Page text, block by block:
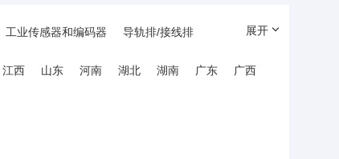
工业传感器和编码器
导轨排/接线排
信号与控制产品
人机界面及工控机
展开
江西 山东 河南 湖北 湖南 广东
广西